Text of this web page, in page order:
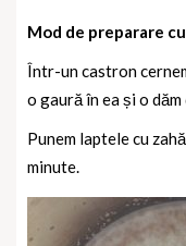
Mod de preparare
Într-un castron
o gaură în ea și o
Punem laptele cu
minute.